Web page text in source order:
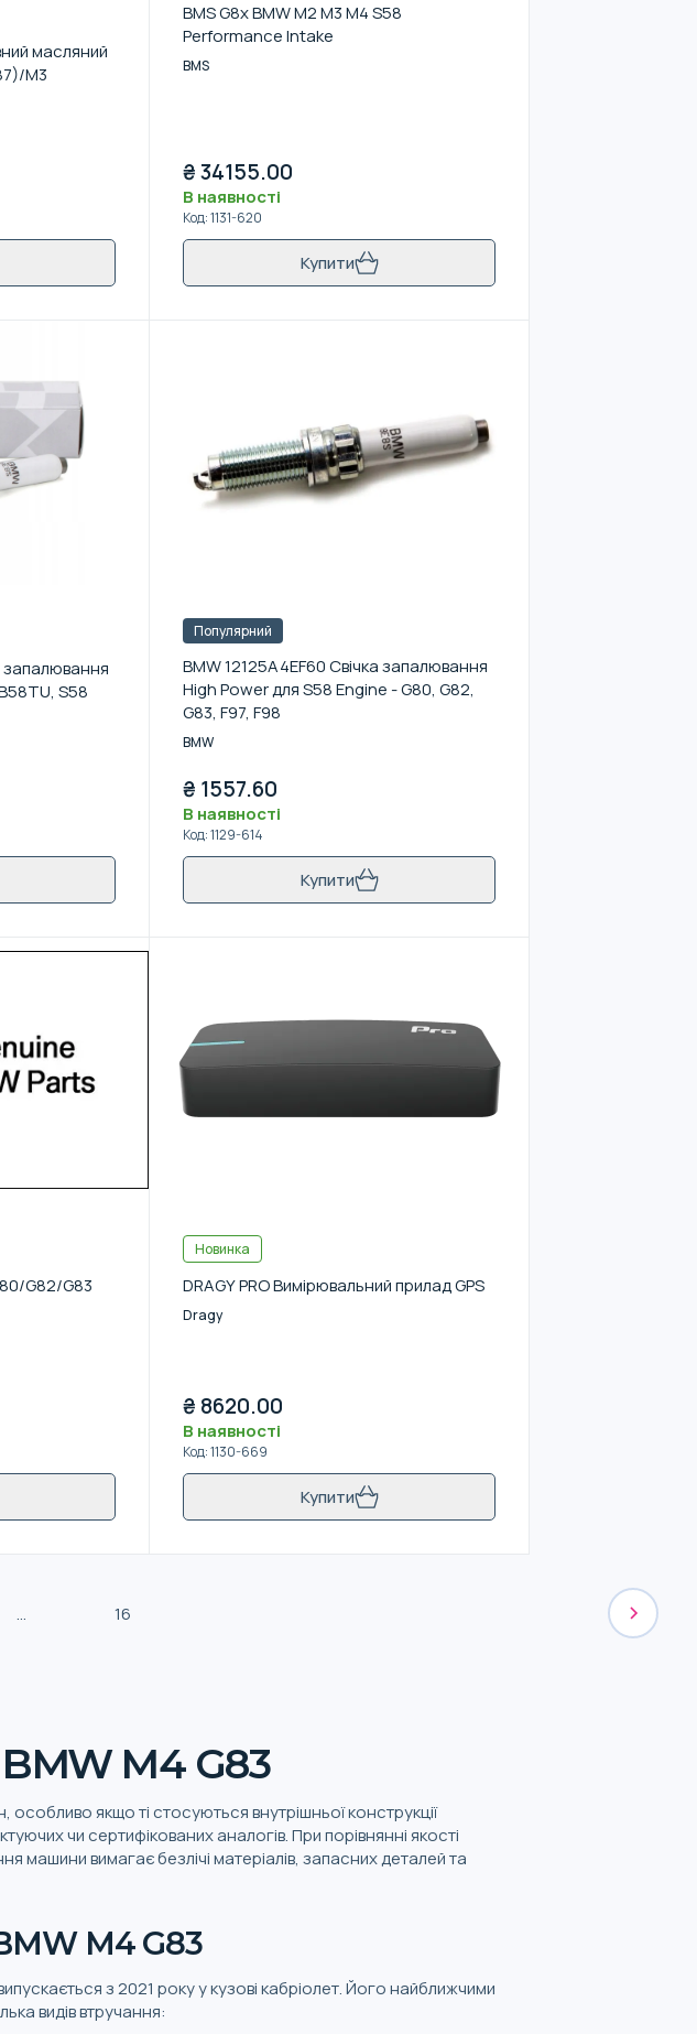
масляний
M3
BMS G8x BMW M2 M3 M4 S58
Performance Intake
BMS
₴34155.00
В наявності
Код:1131-620
Купити
запалювання
S58
Популярний
BMW 12125A4EF60 Свічка запалювання
High Power для S58 Engine - G80, G82,
G83, F97, F98
BMW
₴ 1557.60
В наявності
Код:1129-614
Купити
G82/G83
Новинка
DRAGY PRO Вимірювальний прилад GPS
Dragy
₴ 8620.00
В наявності
Код:1130-669
Купити
... 16
M4 G83
особливо якщо ті стосуються внутрішньої конструкції
чи сертифікованих аналогів. При порівнянні якості
вимагає безлічі матеріалів, запасних деталей та
M4 G83
з 2021 року у кузові кабріолет. Його найближчими
видів втручання: